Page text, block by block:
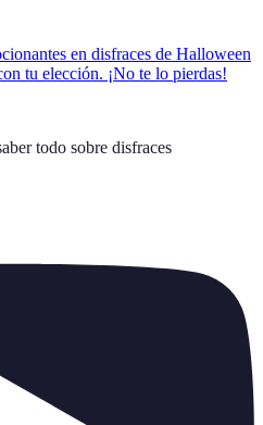
en disfraces de Halloween
tu elección. ¡No te lo pierdas!
todo sobre disfraces